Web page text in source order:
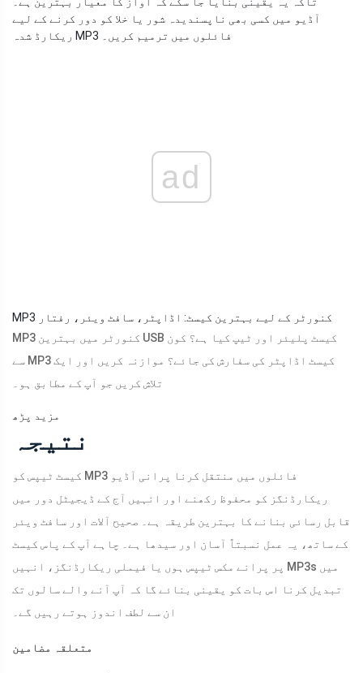
آڈیو میں کسی بھی ناپسندیدہ شور یا خلا کو دور کرنے کے لیے
ریکارڈ شدہ MP3 فائلوں میں ترمیم کریں۔
ad
MP3 کنورٹر کے لیے بہترین کیسٹ: اڈاپٹر، سافٹ ویئر، رفتار
MP3 کنورٹر میں بہترین USB کیسٹ پلیئر اور ٹیپ کیا ہے؟ کون
سے MP3 کیسٹ اڈاپٹر کی سفارش کی جائے؟ موازنہ کریں اور ایک
تلاش کریں جو آپ کے مطابق ہو۔
مزید پڑھ
نتیجہ
کیسٹ ٹیپس کو MP3 فائلوں میں منتقل کرنا پرانی آڈیو
ریکارڈنگز کو محفوظ رکھنے اور انہیں آج کے ڈیجیٹل دور میں
قابل رسائی بنانے کا بہترین طریقہ ہے۔ صحیح آلات اور سافٹ ویئر
کے ساتھ، یہ عمل نسبتاً آسان اور سیدھا ہے۔ چاہے آپ کے پاس کیسٹ
پر پرانے مکس ٹیپس ہوں یا فیملی ریکارڈنگز، انہیں MP3s میں
تبدیل کرنا اس بات کو یقینی بنائے گا کہ آپ آنے والے سالوں تک
ان سے لطف اندوز ہوتے رہیں گے۔
متعلقہ مضامین